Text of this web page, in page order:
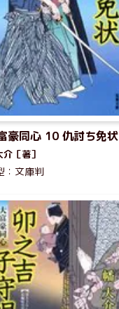
豪同心 10 仇討ち免状
［著］
：文庫判